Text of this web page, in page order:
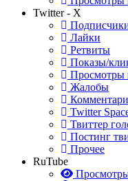
Twitter - X
Лайки
Ретвиты
Показы/
Просмотры
Жалобы
Twitter
Твиттер
Постинг
Прочее
RuTube